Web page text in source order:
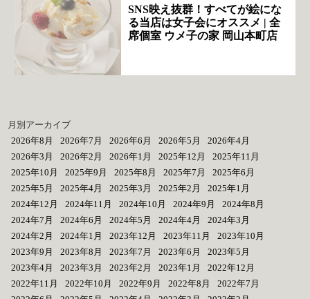
SNS映え抜群！すべてが絵にな
る当店は女子会にオススメ | 全
席個室 ウメ子の家 岡山本町店
月別アーカイブ
2026年8月
2026年7月 2026年6月 2026年5月
2026年4月
2026年3月
2026年2月 2026年1月 2025年12月
2025年11月
2025年10月
2025年9月 2025年8月 2025年7月
2025年6月
2025年5月
2025年4月 2025年3月 2025年2月
2025年1月
2024年12月
2024年11月 2024年10月 2024年9月
2024年8月
2024年7月
2024年6月 2024年5月 2024年4月
2024年3月
2024年2月
2024年1月 2023年12月 2023年11月
2023年10月
2023年9月
2023年8月 2023年7月 2023年6月
2023年5月
2023年4月
2023年3月 2023年2月 2023年1月
2022年12月
2022年11月
2022年10月 2022年9月 2022年8月
2022年7月